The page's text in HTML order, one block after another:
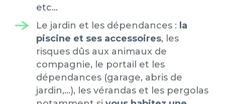
etc...
Le jardin et les dépendances : la
piscine et ses accessoires, les
risques dûs aux animaux de
compagnie, le portail et les
dépendances (garage, abris de
jardin,...), les vérandas et les pergolas